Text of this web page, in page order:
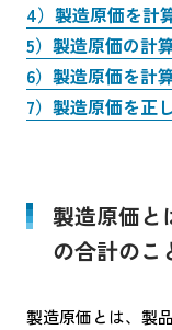
4）製造原価を計
5）製造原価の計
6）製造原価を計
7）製造原価を正
製造原価と
の合計のこ
製造原価とは、製